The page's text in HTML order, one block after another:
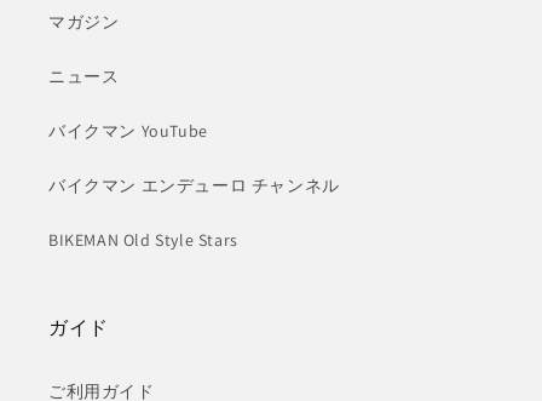
マガジン
ニュース
バイクマン YouTube
バイクマン エンデューロ チャンネル
BIKEMAN Old Style Stars
ガイド
ご利用ガイド